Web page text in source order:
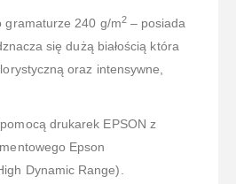
gramaturze 240 g/m2– posiada
się dużą białością która
oraz intensywne,
drukarek EPSON z
Epson
Dynamic Range).